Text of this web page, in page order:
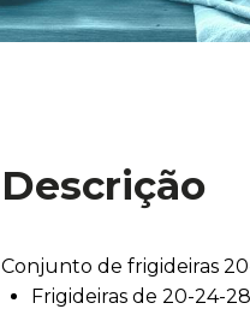
Descrição
Conjunto de frigideiras
Frigideiras de 20-24-